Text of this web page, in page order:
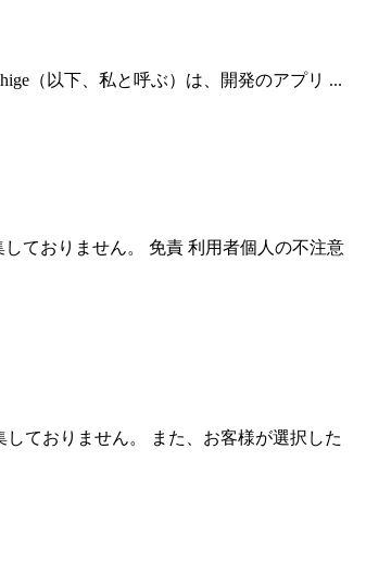
（以下、私と呼ぶ）は、開発のアプリ ...
ておりません。 免責 利用者個人の不注意
ておりません。 また、お客様が選択した